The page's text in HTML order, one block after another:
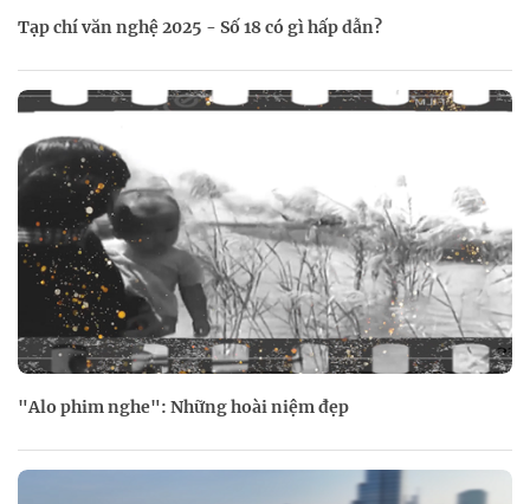
Tạp chí văn nghệ 2025 - Số 18 có gì hấp dẫn?
"Alo phim nghe": Những hoài niệm đẹp